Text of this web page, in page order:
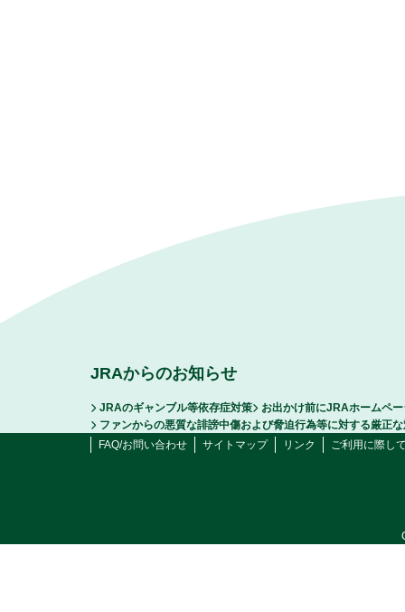
JRAからのお知らせ
JRAのギャンブル等依存症対策
お出かけ前にJRAホームペ
ファンからの悪質な誹謗中傷および脅迫行為等に対する厳正
FAQ/お問い合わせ
サイトマップ リンク ご利用に際し